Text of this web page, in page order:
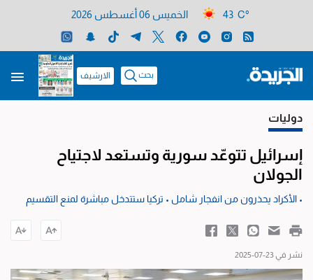
43 C° الخميس 06 أغسطس 2026
بحث الارشيف
دوليات
إسرائيل تتوعّد سورية وتستعد لاجتياح
الجولان
• الأكراد يحذرون من انفجار شامل • تركيا ستتدخل مباشرة لمنع التقسيم
نشر في 23-07-2025